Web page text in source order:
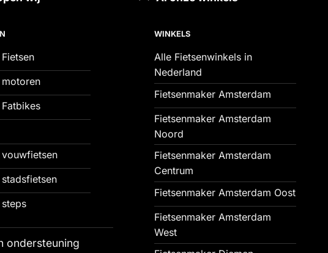
ondersteuning
WINKELS
Alle Fietsenwinkels in
Nederland
Fietsenmaker Amsterdam
Fietsenmaker Amsterdam
Noord
Fietsenmaker Amsterdam
Centrum
Fietsenmaker Amsterdam Oost
Fietsenmaker Amsterdam
West